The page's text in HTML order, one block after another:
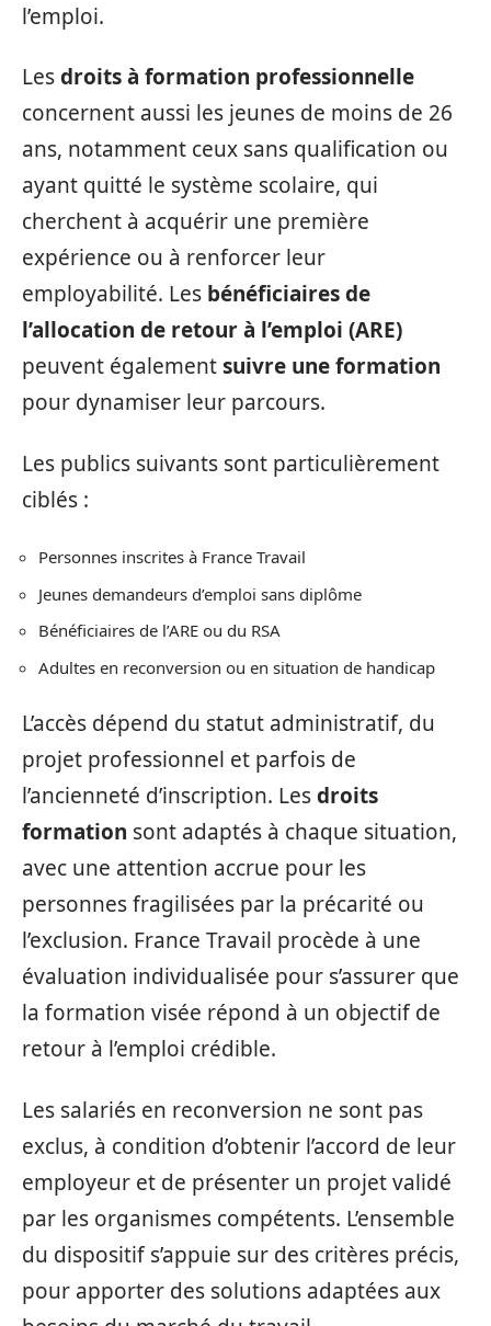
l’emploi.
Lesdroits à formation professionnelle
concernent aussi les jeunes de moins de 26
ans, notamment ceux sans qualification ou
ayant quitté le système scolaire, qui
cherchent à acquérir une première
expérience ou à renforcer leur
employabilité. Les bénéficiaires de
l’allocation de retour à l’emploi (ARE)
peuvent égalementsuivre une formation
pour dynamiser leur parcours.
Les publics suivants sont particulièrement
ciblés :
Personnes inscrites à France Travail
Jeunes demandeurs d’emploi sans diplôme
Bénéficiaires de l’ARE ou du RSA
Adultes en reconversion ou en situation de handicap
L’accès dépend du statut administratif, du
projet professionnel et parfois de
l’ancienneté d’inscription. Lesdroits
formation sont adaptés à chaque situation,
avec une attention accrue pour les
personnes fragilisées par la précarité ou
l’exclusion. France Travail procède à une
évaluation individualisée pour s’assurer que
la formation visée répond à un objectif de
retour à l’emploi crédible.
Les salariés en reconversion ne sont pas
exclus, à condition d’obtenir l’accord de leur
employeur et de présenter un projet validé
par les organismes compétents. L’ensemble
du dispositif s’appuie sur des critères précis,
pour apporter des solutions adaptées aux